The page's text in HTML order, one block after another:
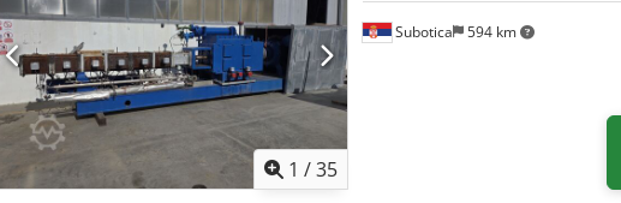
1 /35
Subotica 594 km